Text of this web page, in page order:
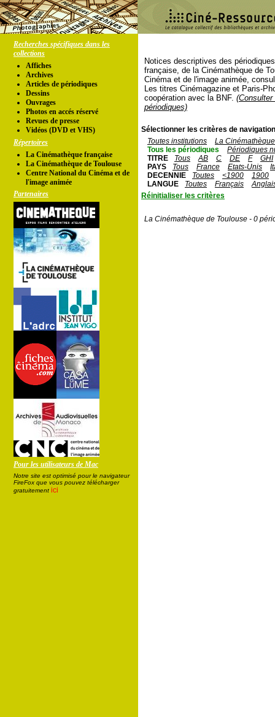
Recherches spécifiques dans les
collections
Affiches
Archives
Articles de périodiques
Dessins
Ouvrages
Photos en accés réservé
Revues de presse
Vidéos (DVD et VHS)
Répertoires
La Cinémathèque française
La Cinémathèque de Toulouse
Centre National du Cinéma et de
l'image animée
Partenaires
Pour les utilisateurs de Mac
Notre site est optimisé pour le navigateur
FireFox que vous pouvez télécharger
gratuitement ici
Notices descriptives des
française, de la Cinémathèque de
Cinéma et de l'image animée,
Les titres Cinémagazine et Paris-
coopération avec la BNF.
périodiques)
Sélectionner les critères de
Toutes institutions
La
Tous les périodiques
Périodiques
TITRE
Tous AB C DE F
GHI
PAYS
Tous France Etats-Unis
DECENNIE
Toutes <1900
1900
LANGUE
Toutes Français
Réinitialiser les critères
La Cinémathèque de Toulouse - 0